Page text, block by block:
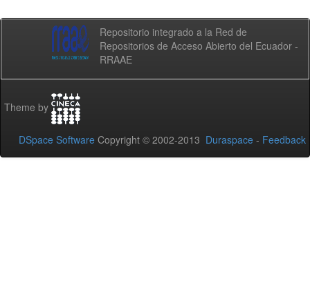
Repositorio integrado a la Red de
Repositorios de Acceso Abierto del Ecuador -
RRAAE
Theme by
DSpace Software Copyright © 2002-2013 Duraspace - Feedback